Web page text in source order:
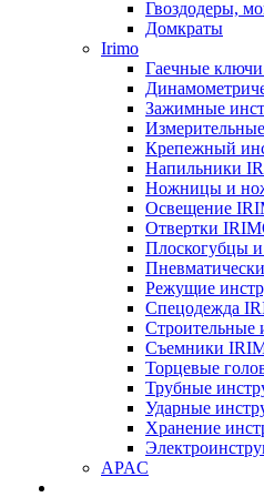
Гвоздодеры,
Домкраты
Irimo
Гаечные
Зажимные
Крепежный
Напильники
Ножницы и
Освещение
Отвертки
Плоскогубцы
Режущие
Спецодежда
Строительные
Съемники
Торцевые
Трубные
Ударные
Хранение
APAC